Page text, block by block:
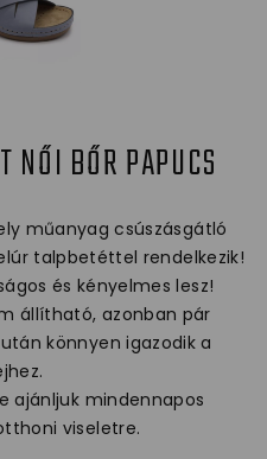
NŐI BŐR PAPUCS
műanyag csúszásgátló
talpbetéttel rendelkezik!
és kényelmes lesz!
állítható, azonban pár
könnyen igazodik a
ajánljuk mindennapos
viseletre.